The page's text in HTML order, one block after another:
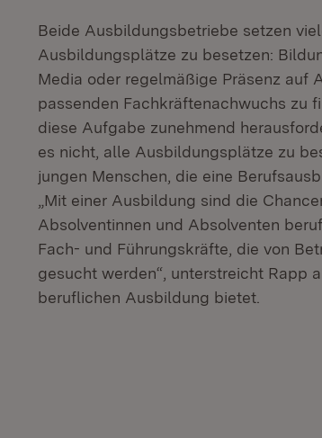
Beide Ausbildungsbetriebe setzen
Ausbildungsplätze zu besetzen:
Media oder regelmäßige Präsenz auf
passenden Fachkräftenachwuchs zu
diese Aufgabe zunehmend
es nicht, alle Ausbildungsplätze zu
jungen Menschen, die eine
„Mit einer Ausbildung sind die
Absolventinnen und Absolventen
Fach- und Führungskräfte, die von
gesucht werden“, unterstreicht Rapp
beruflichen Ausbildung bietet.